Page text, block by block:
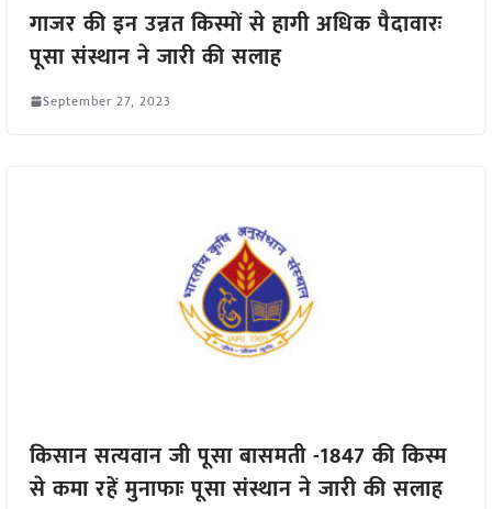
गाजर की इन उन्नत किस्मों से हागी अधिक पैदावारः
पूसा संस्थान ने जारी की सलाह
September 27, 2023
किसान सत्यवान जी पूसा बासमती -1847 की किस्म
से कमा रहें मुनाफाः पूसा संस्थान ने जारी की सलाह